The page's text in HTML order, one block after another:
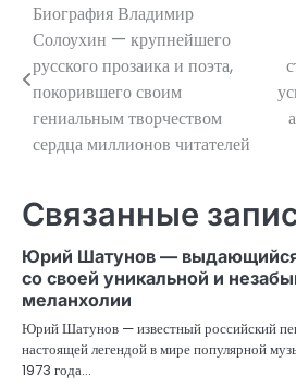
Навигация
по
записям
Биография Владимир
Солоухин — крупнейшего
русского прозаика и поэта,
покорившего своим
гениальным творчеством
сердца миллионов читателей
Связанные
Юрий Шатунов — выдающийся
со своей уникальной и
меланхолии
Юрий Шатунов — известный российский
настоящей легендой в мире популярной
1973 года…